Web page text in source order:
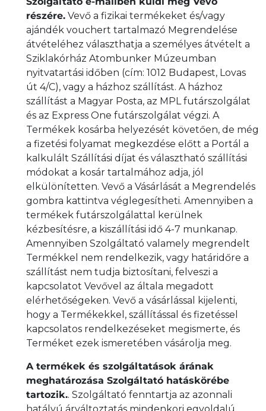
részére. Vevő a fizikai termékeket és/vagy
ajándék vouchert tartalmazó Megrendelése
átvételéhez választhatja a személyes átvételt a
Sziklakórház Atombunker Múzeumban
nyitvatartási időben (cím: 1012 Budapest, Lovas
út 4/C), vagy a házhoz szállítást. A házhoz
szállítást a Magyar Posta, az MPL futárszolgálat
és az Express One futárszolgálat végzi. A
Termékek kosárba helyezését követően, de még
a fizetési folyamat megkezdése előtt a Portál a
kalkulált Szállítási díjat és választható szállítási
módokat a kosár tartalmához adja, jól
elkülönítetten. Vevő a Vásárlását a Megrendelés
gombra kattintva véglegesítheti. Amennyiben a
termékek futárszolgálattal kerülnek
kézbesítésre, a kiszállítási idő 4-7 munkanap.
Amennyiben Szolgáltató valamely megrendelt
Termékkel nem rendelkezik, vagy határidőre a
szállítást nem tudja biztosítani, felveszi a
kapcsolatot Vevővel az általa megadott
elérhetőségeken. Vevő a vásárlással kijelenti,
hogy a Termékekkel, szállítással és fizetéssel
kapcsolatos rendelkezéseket megismerte, és
Terméket ezek ismeretében vásárolja meg.
A termékek és szolgáltatások árának
meghatározása Szolgáltató hatáskörébe
tartozik.. Szolgáltató fenntartja az azonnali